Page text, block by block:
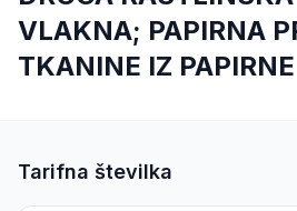
VLAKNA; PAPIRNA
TKANINE IZ
Tarifna številka